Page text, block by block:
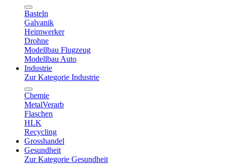
Basteln
Galvanik
Heimwerker
Drohne
Modellbau Flugzeug
Modellbau Auto
Industrie
Zur Kategorie Industrie
Chemie
MetalVerarb
Flaschen
HLK
Recycling
Grosshandel
Gesundheit
Zur Kategorie Gesundheit